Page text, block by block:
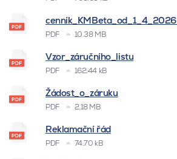
PDF 10.38 MB
Vzor_záručního_listu
PDF 162.44 kB
Žádost_o_záruku
PDF 2.18 MB
Reklamační řád
PDF 74.70 kB